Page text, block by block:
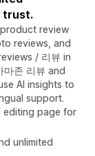
trust.
product review
reviews, and
/ 리뷰 in
존 리뷰 and
AI insights to
support.
editing page for
unlimited